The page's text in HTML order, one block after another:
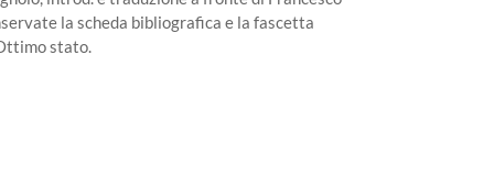
la scheda bibliografica e la fascetta
stato.